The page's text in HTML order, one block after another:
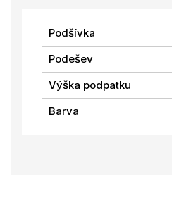
Podšívka
Podešev
Výška podpatku
Barva